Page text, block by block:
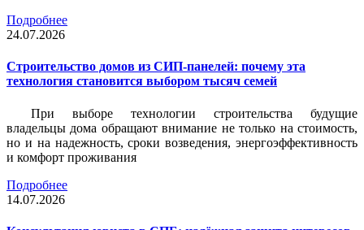
Подробнее
24.07.2026
Строительство домов из СИП-панелей: почему эта
технология становится выбором тысяч семей
При выборе технологии строительства будущие
владельцы дома обращают внимание не только на стоимость,
но и на надежность, сроки возведения, энергоэффективность
и комфорт проживания
Подробнее
14.07.2026